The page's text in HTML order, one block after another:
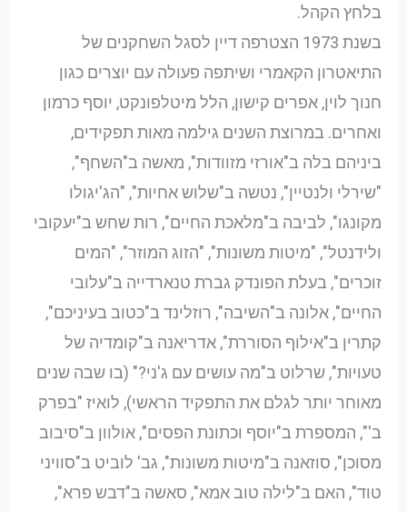
בלחץ הקהל.
בשנת 1973 הצטרפה דיין לסגל השחקנים של
התיאטרון הקאמרי ושיתפה פעולה עם יוצרים כגון
חנוך לוין, אפרים קישון, הלל מיטלפונקט, יוסף כרמון
ואחרים. במרוצת השנים גילמה מאות תפקידים,
ביניהם בלה ב"אורזי מזוודות", מאשה ב"השחף",
"שירלי ולנטיין", נטשה ב"שלוש אחיות", "הג'יגולו
מקונגו", לביבה ב"מלאכת החיים", רות שחש ב"יעקובי
ולידנטל", "מיטות משונות", "הזוג המוזר", "המים
זוכרים", בעלת הפונדק גברת טנארדייה ב"עלובי
החיים", אלונה ב"השיבה", רוזלינד ב"כטוב בעיניכם",
קתרין ב"אילוף הסוררת", אדריאנה ב"קומדיה של
טעויות", שרלוט ב"מה עושים עם ג'ני?" (בו שבה שנים
מאוחר יותר לגלם את התפקיד הראשי), לואיז "בפרק
ב'", המספרת ב"יוסף וכתונת הפסים", אולוון ב"סיבוב
מסוכן", סוזאנה ב"מיטות משונות", גב' לוביט ב"סוויני
טוד", האם ב"לילה טוב אמא", סאשה ב"דבש פרא",